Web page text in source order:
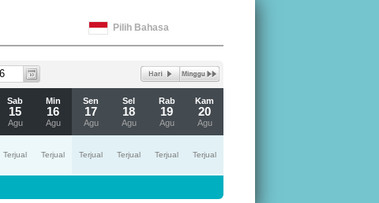
Pilih Bahasa
Sab
15
Agu
Min
16
Agu
Sen
17
Agu
Sel
18
Agu
Rab
19
Agu
Kam
20
Agu
Terjual Terjual Terjual Terjual Terjual Terjual